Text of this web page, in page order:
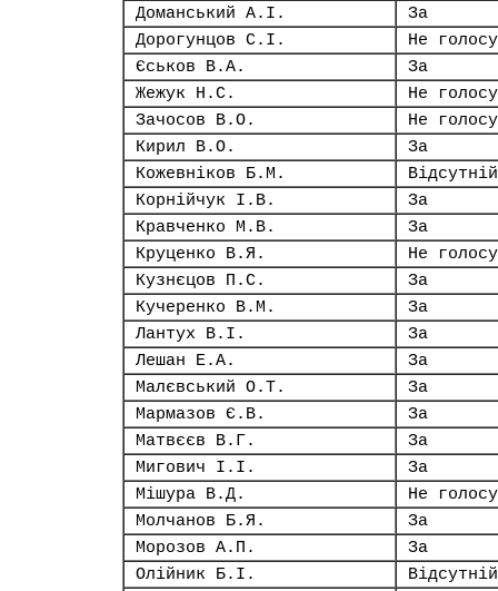
Доманський А.І.
За
Дорогунцов С.І.
Не
Єськов В.А.
За
Жежук Н.С.
Не
Зачосов В.О.
Не
Кирил В.О.
За
Кожевніков Б.М.
Відсутній
Корнійчук І.В.
За
Кравченко М.В.
За
Круценко В.Я.
Не
Кузнєцов П.С.
За
Кучеренко В.М.
За
Лантух В.І.
За
Лешан Е.А.
За
Малєвський О.Т.
За
Мармазов Є.В.
За
Матвєєв В.Г.
За
Мигович І.І.
За
Мішура В.Д.
Не
Молчанов Б.Я.
За
Морозов А.П.
За
Олійник Б.І.
Відсутній